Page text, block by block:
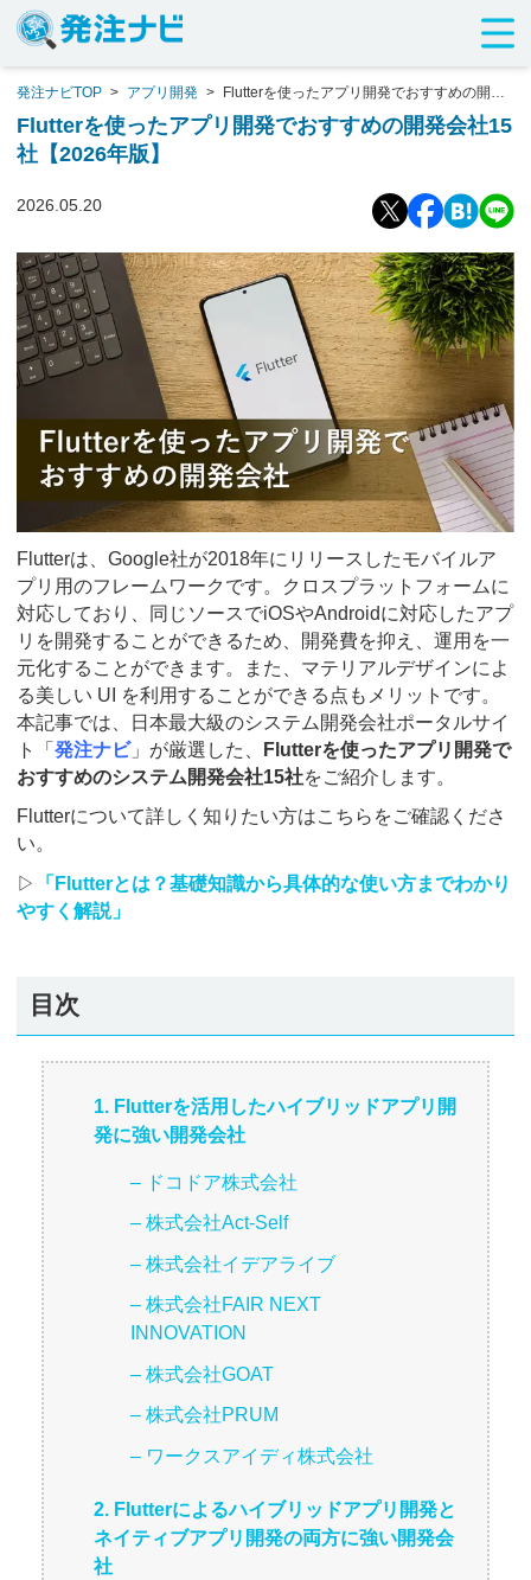
発注ナビTOP > アプリ開発 >
Flutterを使ったアプリ開発でおすすめの開発
会社15社【2026年版】
Flutterを使ったアプリ開発でおすすめの開発会社15
社【2026年版】
2026.05.20
Flutterは、Google社が2018年にリリースしたモバイルア
プリ用のフレームワークです。クロスプラットフォームに
対応しており、同じソースでiOSやAndroidに対応したアプ
リを開発することができるため、開発費を抑え、運用を一
元化することができます。また、マテリアルデザインによ
る美しい UI を利用することができる点もメリットです。
本記事では、日本最大級のシステム開発会社ポータルサイ
ト「 発注ナビ」が厳選した、
Flutterを使ったアプリ開発で
おすすめのシステム開発会社15社をご紹介します。
Flutterについて詳しく知りたい方はこちらをご確認くださ
い。
▷
「Flutterとは？基礎知識から具体的な使い方までわかり
やすく解説」
目次
1. Flutterを活用したハイブリッドアプリ開
発に強い開発会社
– ドコドア株式会社
– 株式会社Act-Self
– 株式会社イデアライブ
– 株式会社FAIR NEXT
INNOVATION
– 株式会社GOAT
– 株式会社PRUM
– ワークスアイディ株式会社
2. Flutterによるハイブリッドアプリ開発と
ネイティブアプリ開発の両方に強い開発会
社